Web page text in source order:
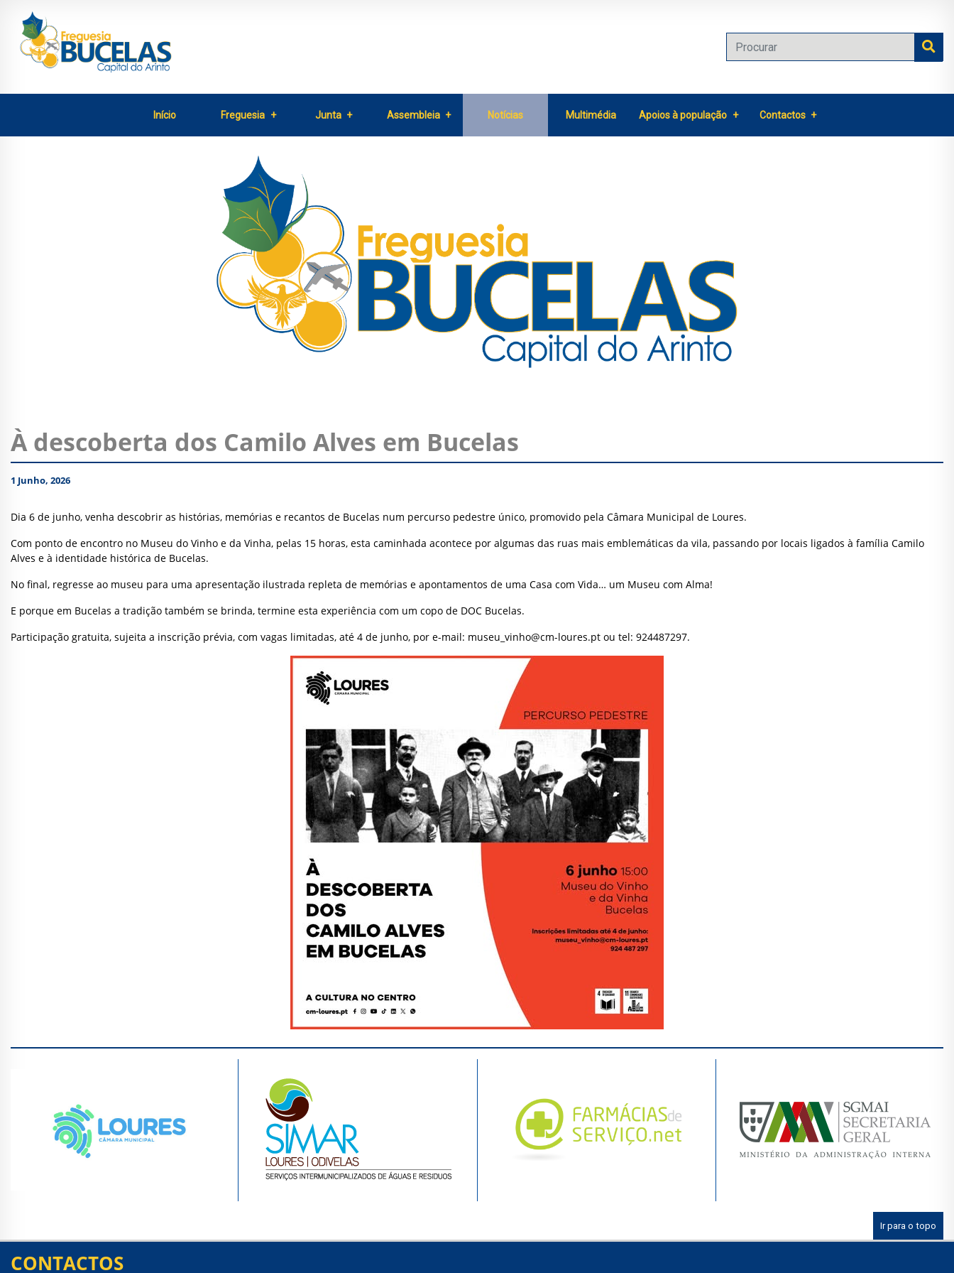
Início Freguesia Junta Assembleia Notícias Multimédia Apoios à população Contactos
À descoberta dos Camilo Alves em Bucelas
1 Junho, 2026
Dia 6 de junho, venha descobrir as histórias, memórias e recantos de Bucelas num percurso pedestre único, promovido pela Câmara Municipal de Loures.
Com ponto de encontro no Museu do Vinho e da Vinha, pelas 15 horas, esta caminhada acontece por algumas das ruas mais emblemáticas da vila, passando por locais ligados à família Camilo
Alves e à identidade histórica de Bucelas.
No final, regresse ao museu para uma apresentação ilustrada repleta de memórias e apontamentos de uma Casa com Vida… um Museu com Alma!
E porque em Bucelas a tradição também se brinda, termine esta experiência com um copo de DOC Bucelas.
Participação gratuita, sujeita a inscrição prévia, com vagas limitadas, até 4 de junho, por e-mail: museu_vinho@cm-loures.pt ou tel: 924487297.
Ir para o topo
CONTACTOS